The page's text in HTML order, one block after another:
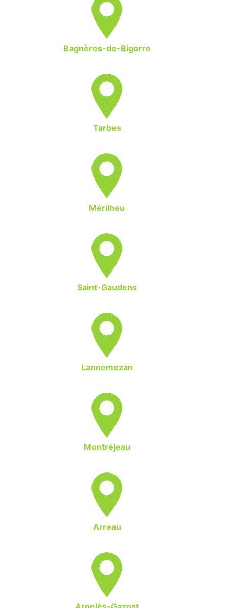
Bagnères-de-Bigorre
Tarbes
Mérilheu
Saint-Gaudens
Lannemezan
Montréjeau
Arreau